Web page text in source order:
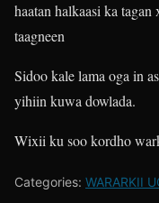
haatan halkaasi ka tagan
taagneen
Sidoo kale lama oga in
yihiin kuwa dowlada.
Wixii ku soo kordho
Categories: WARARKII